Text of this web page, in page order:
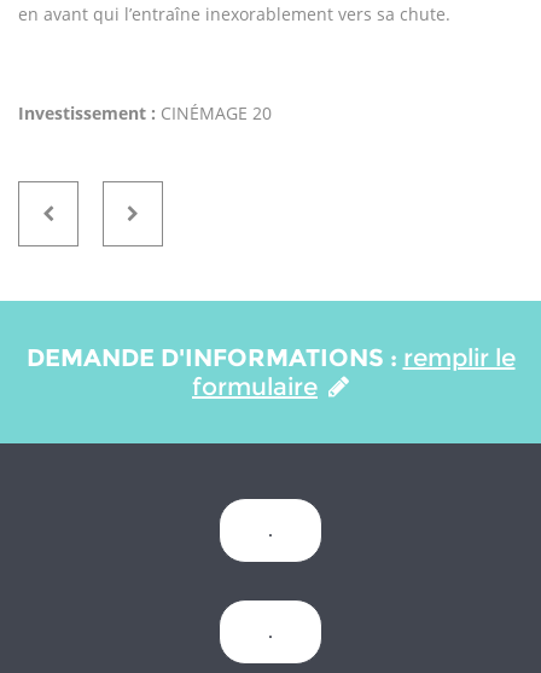
en avant qui l’entraîne inexorablement vers sa chute.
Investissement : CINÉMAGE 20
DEMANDE D'INFORMATIONS : remplir le
formulaire
.
.